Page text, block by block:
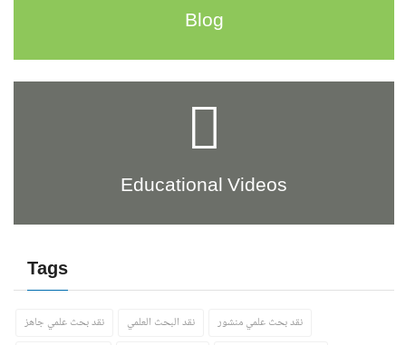
Blog
Educational Videos
Tags
نقد بحث علمي جاهز نقد البحث العلمي
نقد بحث علمي منشور